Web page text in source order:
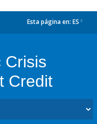
Esta página en: ES
Crisis
Credit